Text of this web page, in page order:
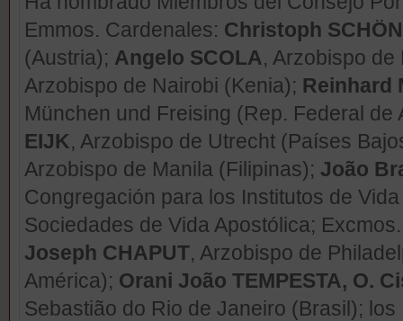
Emmos. Cardenales: Christoph
(Austria); Angelo SCOLA, Arzobispo
Arzobispo de Nairobi (Kenia); Reinhard
München und Freising (Rep. Federal de
EIJK, Arzobispo de Utrecht (Países
Arzobispo de Manila (Filipinas); João
Congregación para los Institutos de
Sociedades de Vida Apostólica;
Joseph CHAPUT, Arzobispo de
América); Orani João TEMPESTA, O.
Sebastião do Rio de Janeiro (Brasil);